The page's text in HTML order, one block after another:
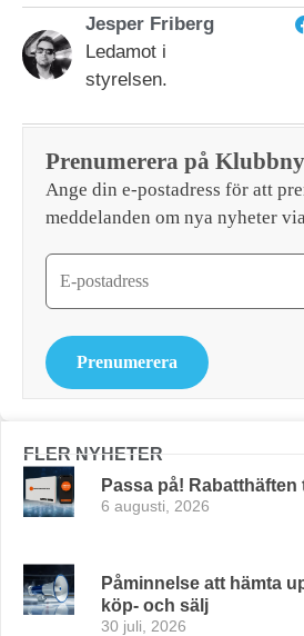
Jesper Friberg
Ledamot i
styrelsen.
Prenumerera på
Ange din e-postadress för att
meddelanden om nya nyheter
Prenumerera
FLER NYHETER
Passa på!
6 augusti, 2026
Påminnelse att hämta
köp- och sälj
30 juli, 2026